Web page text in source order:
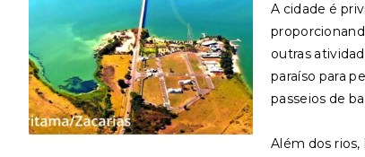
A cidade é
outras
paraíso para
passeios de
Além dos